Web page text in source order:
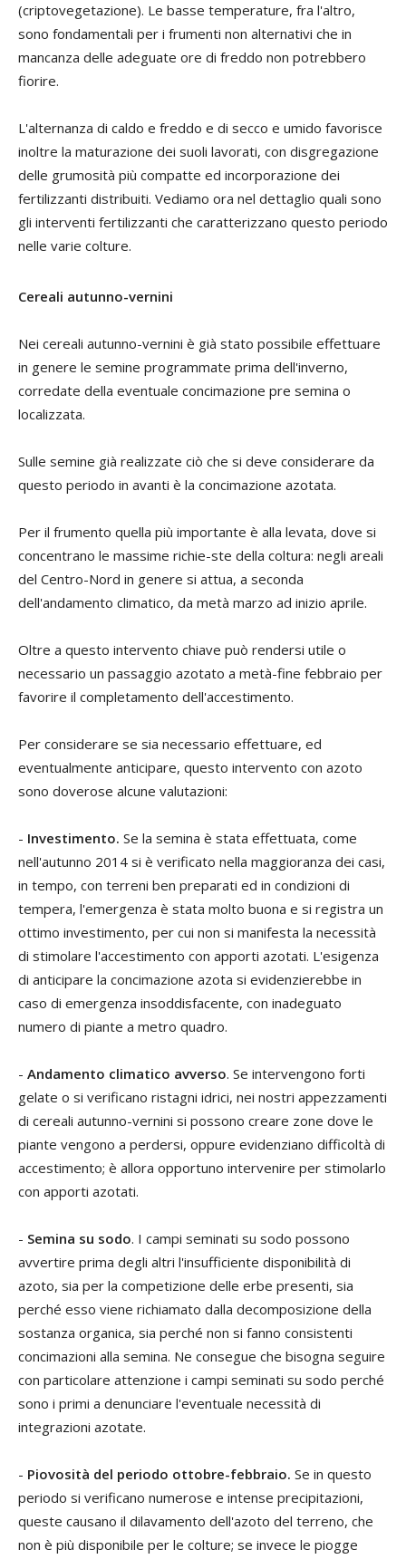
(criptovegetazione). Le basse temperature, fra l'altro,
sono fondamentali per i frumenti non alternativi che in
mancanza delle adeguate ore di freddo non potrebbero
fiorire.
L'alternanza di caldo e freddo e di secco e umido favorisce
inoltre la maturazione dei suoli lavorati, con disgregazione
delle grumosità più compatte ed incorporazione dei
fertilizzanti distribuiti. Vediamo ora nel dettaglio quali sono
gli interventi fertilizzanti che caratterizzano questo periodo
nelle varie colture.
Cereali autunno-vernini
Nei cereali autunno-vernini è già stato possibile effettuare
in genere le semine programmate prima dell'inverno,
corredate della eventuale concimazione pre semina o
localizzata.
Sulle semine già realizzate ciò che si deve considerare da
questo periodo in avanti è la concimazione azotata.
Per il frumento quella più importante è alla levata, dove si
concentrano le massime richie-ste della coltura: negli areali
del Centro-Nord in genere si attua, a seconda
dell'andamento climatico, da metà marzo ad inizio aprile.
Oltre a questo intervento chiave può rendersi utile o
necessario un passaggio azotato a metà-fine febbraio per
favorire il completamento dell'accestimento.
Per considerare se sia necessario effettuare, ed
eventualmente anticipare, questo intervento con azoto
sono doverose alcune valutazioni:
- Investimento. Se la semina è stata effettuata, come
nell'autunno 2014 si è verificato nella maggioranza dei casi,
in tempo, con terreni ben preparati ed in condizioni di
tempera, l'emergenza è stata molto buona e si registra un
ottimo investimento, per cui non si manifesta la necessità
di stimolare l'accestimento con apporti azotati. L'esigenza
di anticipare la concimazione azota si evidenzierebbe in
caso di emergenza insoddisfacente, con inadeguato
numero di piante a metro quadro.
- Andamento climatico avverso. Se intervengono forti
gelate o si verificano ristagni idrici, nei nostri appezzamenti
di cereali autunno-vernini si possono creare zone dove le
piante vengono a perdersi, oppure evidenziano difficoltà di
accestimento; è allora opportuno intervenire per stimolarlo
con apporti azotati.
- Semina su sodo. I campi seminati su sodo possono
avvertire prima degli altri l'insufficiente disponibilità di
azoto, sia per la competizione delle erbe presenti, sia
perché esso viene richiamato dalla decomposizione della
sostanza organica, sia perché non si fanno consistenti
concimazioni alla semina. Ne consegue che bisogna seguire
con particolare attenzione i campi seminati su sodo perché
sono i primi a denunciare l'eventuale necessità di
integrazioni azotate.
- Piovosità del periodo ottobre-febbraio. Se in questo
periodo si verificano numerose e intense precipitazioni,
queste causano il dilavamento dell'azoto del terreno, che
non è più disponibile per le colture; se invece le piogge